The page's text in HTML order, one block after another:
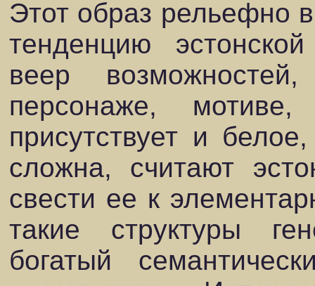
Этот образ рельефно
тенденцию
веер
персонаже,
присутствует и
сложна, считают
свести ее к
такие структуры
богатый